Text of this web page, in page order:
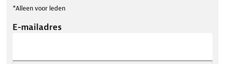
*Alleen voor leden
E-mailadres